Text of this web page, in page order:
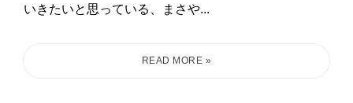
いきたいと思っている、まさや...